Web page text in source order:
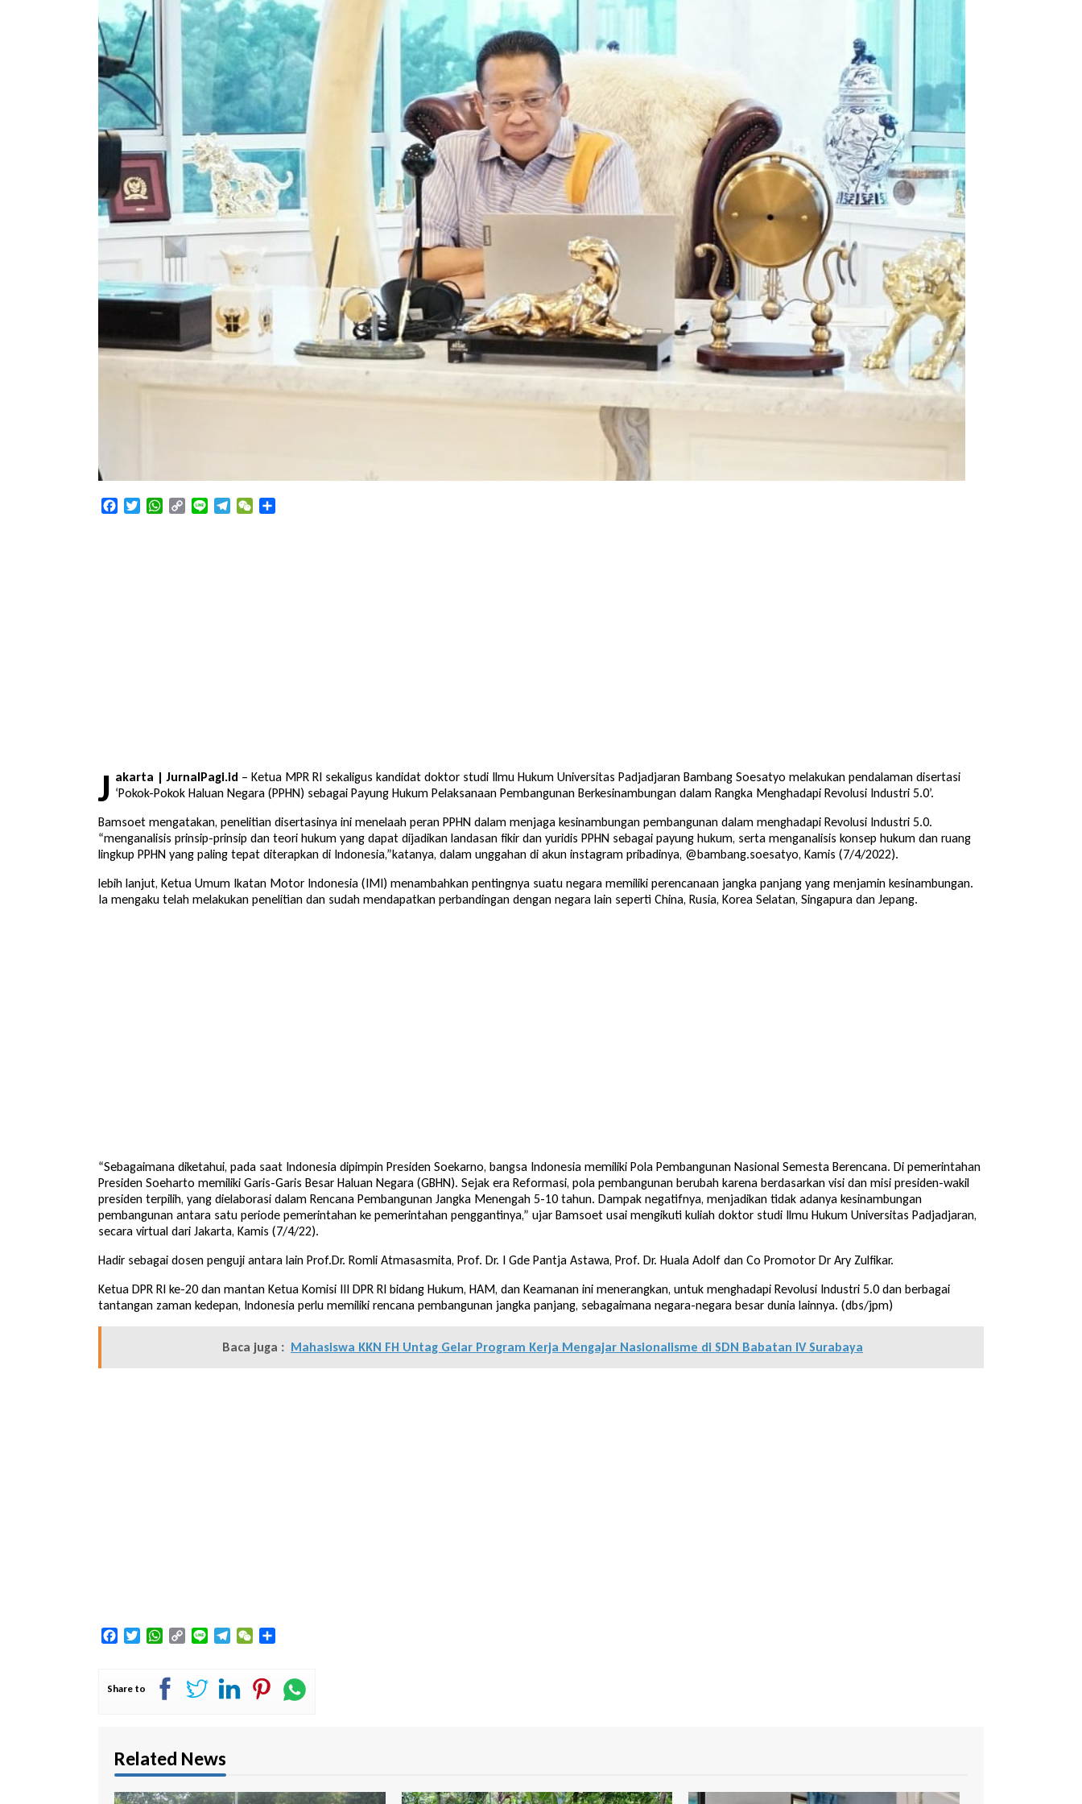
FacebookTwitterWhatsApp
Copy
Line TelegramWeChat
J akarta | JurnalPagi.id – Ketua MPR RI sekaligus kandidat doktor studi Ilmu Hukum Universitas Padjadjaran Bambang Soesatyo melakukan pendalaman disertasi
‘Pokok-Pokok Haluan Negara (PPHN) sebagai Payung Hukum Pelaksanaan Pembangunan Berkesinambungan dalam Rangka Menghadapi Revolusi Industri 5.0’.
Bamsoet mengatakan, penelitian disertasinya ini menelaah peran PPHN dalam menjaga kesinambungan pembangunan dalam menghadapi Revolusi Industri 5.0.
“menganalisis prinsip-prinsip dan teori hukum yang dapat dijadikan landasan fikir dan yuridis PPHN sebagai payung hukum, serta menganalisis konsep hukum dan ruang
lingkup PPHN yang paling tepat diterapkan di Indonesia,”katanya, dalam unggahan di akun instagram pribadinya, @bambang.soesatyo, Kamis (7/4/2022).
lebih lanjut, Ketua Umum Ikatan Motor Indonesia (IMI) menambahkan pentingnya suatu negara memiliki perencanaan jangka panjang yang menjamin kesinambungan.
Ia mengaku telah melakukan penelitian dan sudah mendapatkan perbandingan dengan negara lain seperti China, Rusia, Korea Selatan, Singapura dan Jepang.
“Sebagaimana diketahui, pada saat Indonesia dipimpin Presiden Soekarno, bangsa Indonesia memiliki Pola Pembangunan Nasional Semesta Berencana. Di pemerintahan
Presiden Soeharto memiliki Garis-Garis Besar Haluan Negara (GBHN). Sejak era Reformasi, pola pembangunan berubah karena berdasarkan visi dan misi presiden-wakil
presiden terpilih, yang dielaborasi dalam Rencana Pembangunan Jangka Menengah 5-10 tahun. Dampak negatifnya, menjadikan tidak adanya kesinambungan
pembangunan antara satu periode pemerintahan ke pemerintahan penggantinya,” ujar Bamsoet usai mengikuti kuliah doktor studi Ilmu Hukum Universitas Padjadjaran,
secara virtual dari Jakarta, Kamis (7/4/22).
Hadir sebagai dosen penguji antara lain Prof.Dr. Romli Atmasasmita, Prof. Dr. I Gde Pantja Astawa, Prof. Dr. Huala Adolf dan Co Promotor Dr Ary Zulfikar.
Ketua DPR RI ke-20 dan mantan Ketua Komisi III DPR RI bidang Hukum, HAM, dan Keamanan ini menerangkan, untuk menghadapi Revolusi Industri 5.0 dan berbagai
tantangan zaman kedepan, Indonesia perlu memiliki rencana pembangunan jangka panjang, sebagaimana negara-negara besar dunia lainnya. (dbs/jpm)
Baca juga : Mahasiswa KKN FH Untag Gelar Program Kerja Mengajar Nasionalisme di SDN Babatan IV Surabaya
FacebookTwitterWhatsApp
Copy
Line TelegramWeChat
Share to
Related News